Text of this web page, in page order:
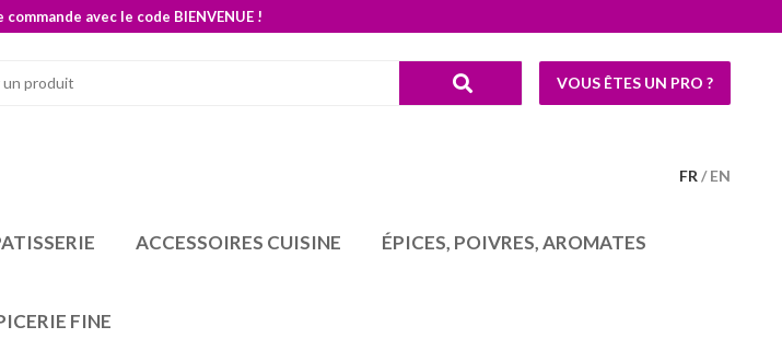
avec le code BIENVENUE !
FR EN
VOUS ÊTES UN PRO ?
ACCESSOIRES CUISINE ÉPICES, POIVRES, AROMATES
FINE